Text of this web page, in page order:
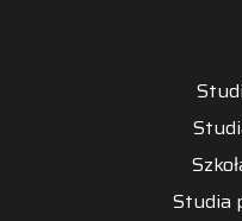
Studia